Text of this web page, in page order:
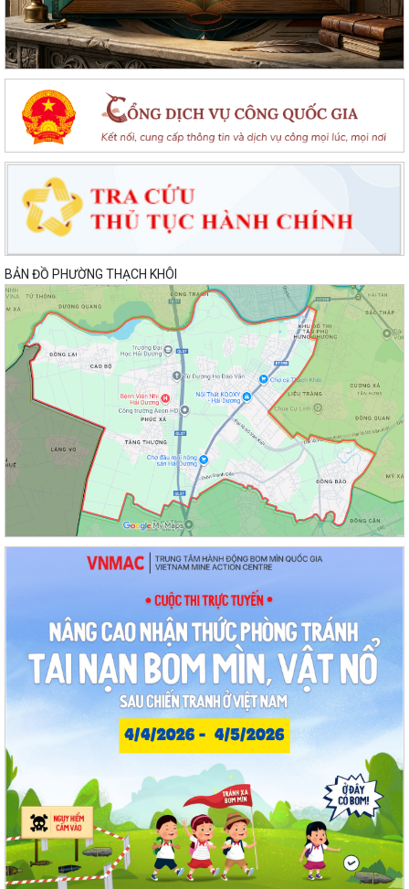
BẢN ĐỒ PHƯỜNG THẠCH KHÔI
Ban Tổ chức Giải vô địch bóng bàn quốc gia Báo Nhân Dân lần thứ 44
năm 2026 trao tặng UBND phường...
Lan toả đạo lý "Uống nước nhớ nguồn" tại Trung tâm Phục vụ hành
chính công phường Thạch Khôi: Hướng...
Nâng cao kỹ năng sử dụng Internet, mạng xã hội an toàn cho trẻ em,
học sinh trên địa bàn thành phố
Sôi nổi ngày hội hiến máu "Thạch Khôi - ngàn trái tim hồng" năm 2026
Kế hoạch Giám sát và xử lý dịch, ổ dịch trên địa bàn phường Thạch
Khôi
Quyết định Về việc Ban hành Quy chế quản lý và sử dụng nguồn công
đức tại các di tích trên địa...
Quyết định Về việc ban hành Quy chế hoạt động của Ban Quản lý di
tích Phường Thạch Khôi, thành phố...
UBND phường tổ chức phiên họp tháng 8/2026 (lần 1).
Kế hoạch tổ chức Hội nghị tuyên truyền, phổ biến triển khai Luật sửa
đổi, bổ sung một số điều của...
Công tác tháng 8/2026 của Ủy ban nhân dân phường Thạch Khôi
Đồng chí Đặng Xuân Thưởng - Uỷ viên Thành uỷ, Phó Trưởng ban
thường trực Ban Nội chính Thành uỷ dự...
Nuôi con bằng sữa mẹ cho một “Khởi đầu bền vững - Phát huy những
thực hành tốt sẵn có”
Về việc thay đổi địa danh trên bảng hiệu tại các Nhà Văn hoá và tăng
cường công tác quản lý hoạt...
Phường Thạch Khôi tổ chức lấy mẫu sinh phẩm hài cốt liệt sĩ chưa xác
định được thông tin để giám...
Hội nghị công bố quyết định công tác cán bộ